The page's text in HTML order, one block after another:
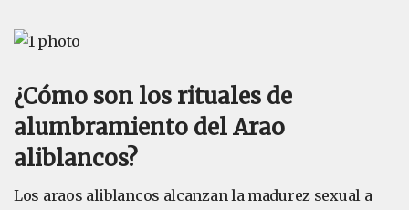
¿Cómo son los rituales de
alumbramiento del Arao
aliblancos?
Los araos aliblancos alcanzan la madurez sexual a